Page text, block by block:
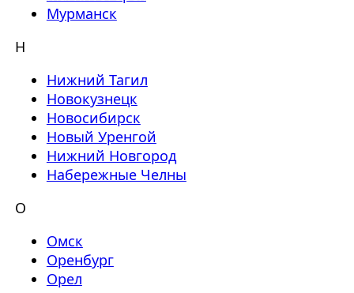
Мурманск
Н
Нижний Тагил
Новокузнецк
Новосибирск
Новый Уренгой
Нижний Новгород
Набережные Челны
О
Омск
Оренбург
Орел